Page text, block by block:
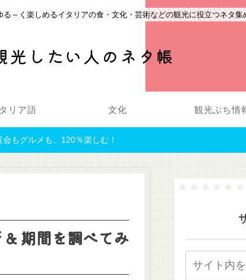
～く楽しめるイタリアの食・文化・芸術などの観光に役立つネタ集
したい人のネタ帳
リア語 文化 観光ぷち情
もグルメも、120％楽しむ！
期間を調べてみ